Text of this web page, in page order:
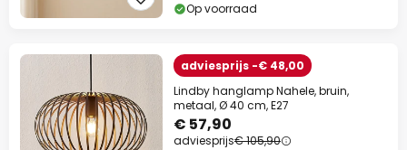
Op voorraad
adviesprijs -€ 48,00
Lindby hanglamp Nahele, bruin,
metaal, Ø 40 cm, E27
€ 57,90
adviesprijs€ 105,90